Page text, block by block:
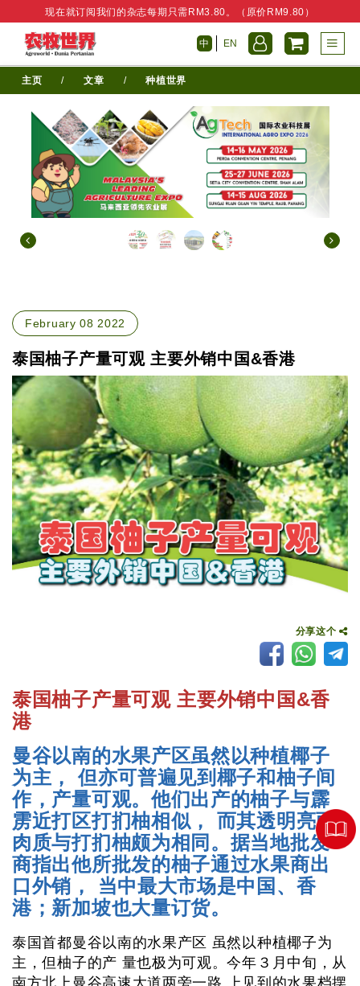
现在就订阅我们的杂志每期只需RM3.80。（原价RM9.80）
中 EN
主页 / 文章 / 种植世界
February 08 2022
泰国柚子产量可观 主要外销中国&香港
分享这个
泰国柚子产量可观 主要外销中国&香
港
曼谷以南的水果产区虽然以种植椰子
为主， 但亦可普遍见到椰子和柚子间
作，产量可观。他们出产的柚子与霹
雳近打区打扪柚相似， 而其透明亮丽
肉质与打扪柚颇为相同。据当地批发
商指出他所批发的柚子通过水果商出
口外销， 当中最大市场是中国、香
港；新加坡也大量订货。
泰国首都曼谷以南的水果产区 虽然以种植椰子为
主，但柚子的产 量也极为可观。今年３月中旬，从